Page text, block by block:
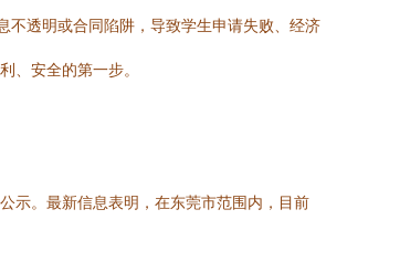
不透明或合同陷阱，导致学生申请失败、经济
、安全的第一步。
示。最新信息表明，在东莞市范围内，目前